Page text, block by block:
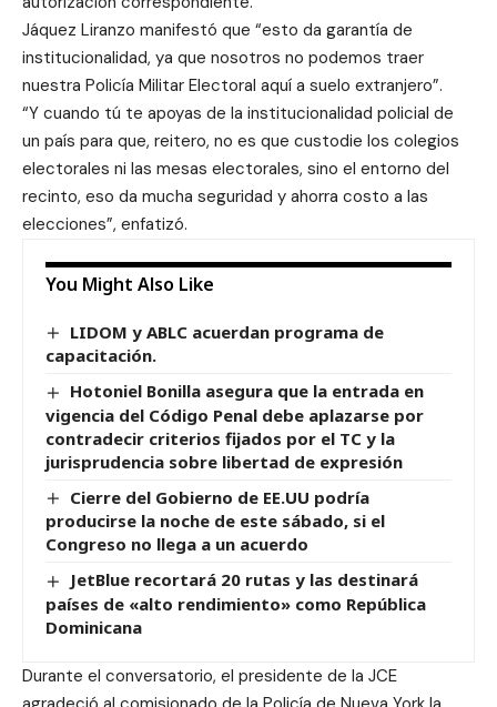
Jáquez Liranzo manifestó que “esto da garantía de
institucionalidad, ya que nosotros no podemos traer
nuestra Policía Militar Electoral aquí a suelo extranjero”.
“Y cuando tú te apoyas de la institucionalidad policial de
un país para que, reitero, no es que custodie los colegios
electorales ni las mesas electorales, sino el entorno del
recinto, eso da mucha seguridad y ahorra costo a las
elecciones”, enfatizó.
You Might Also Like
LIDOM y ABLC acuerdan programa de
capacitación.
Hotoniel Bonilla asegura que la entrada en
vigencia del Código Penal debe aplazarse por
contradecir criterios fijados por el TC y la
jurisprudencia sobre libertad de expresión
Cierre del Gobierno de EE.UU podría
producirse la noche de este sábado, si el
Congreso no llega a un acuerdo
JetBlue recortará 20 rutas y las destinará
países de «alto rendimiento» como República
Dominicana
Durante el conversatorio, el presidente de la JCE